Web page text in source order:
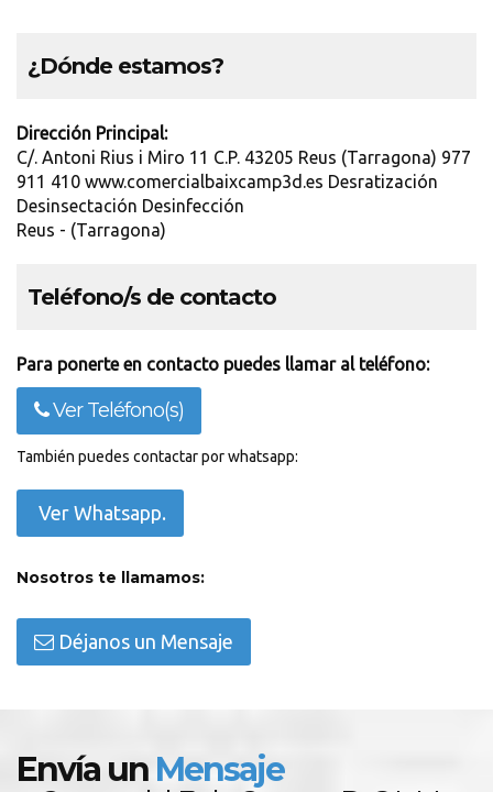
¿Dónde estamos?
Dirección Principal:
C/. Antoni Rius i Miro 11 C.P. 43205 Reus (Tarragona) 977
911 410 www.comercialbaixcamp3d.es Desratización
Desinsectación Desinfección
Reus - (Tarragona)
Teléfono/s de contacto
Para ponerte en contacto puedes llamar al teléfono:
Ver Teléfono(s)
También puedes contactar por whatsapp:
Ver Whatsapp.
Nosotros te llamamos:
Déjanos un Mensaje
Envía un Mensaje